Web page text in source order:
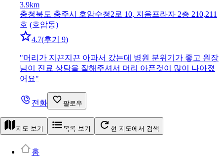
3.9km
충청북도 충주시 호암수청2로 10, 지음프라자 2층 210,211
호 (호암동)
4.7(후기 9)
"머리가 지끈지끈 아파서 갔는데 병원 분위기가 좋고 원장
님이 진료 상담을 잘해주셔서 머리 아픈것이 많이 나아졌
어요"
전화 팔로우
지도 보기 목록 보기 현 지도에서 검색
홈